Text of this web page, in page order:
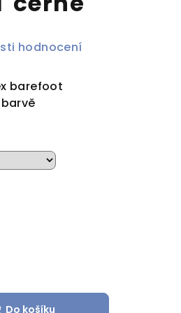
hodnocení
barefoot
Do košíku